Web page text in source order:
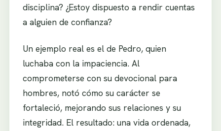
disciplina? ¿Estoy dispuesto a rendir cuentas
a alguien de confianza?
Un ejemplo real es el de Pedro, quien
luchaba con la impaciencia. Al
comprometerse con su devocional para
hombres, notó cómo su carácter se
fortaleció, mejorando sus relaciones y su
integridad. El resultado: una vida ordenada,